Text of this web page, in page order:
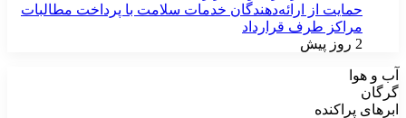
حمایت از ارائه‌دهندگان خدمات سلامت با پرداخت مطالبات
مراکز طرف قرارداد
2 روز پیش
آب و هوا
گرگان
ابرهای پراکنده